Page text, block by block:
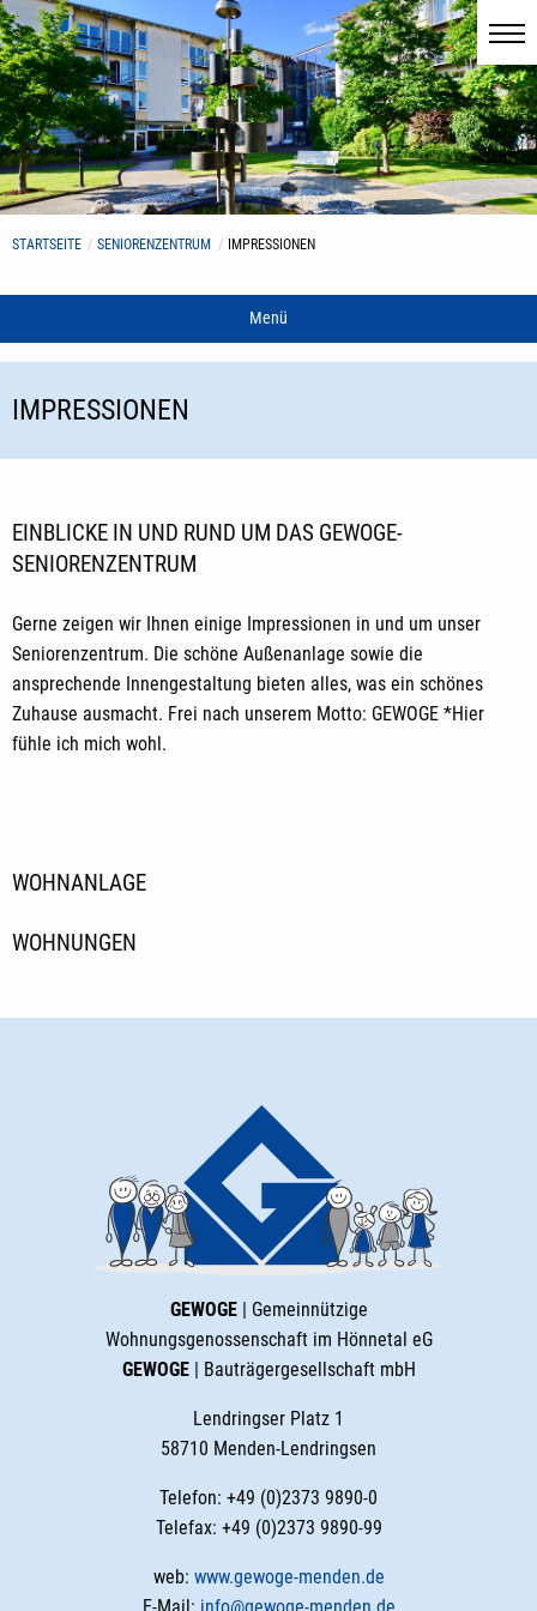
STARTSEITE SENIORENZENTRUM IMPRESSIONEN
Menü
IMPRESSIONEN
EINBLICKE IN UND RUND UM DAS GEWOGE-
SENIORENZENTRUM
Gerne zeigen wir Ihnen einige Impressionen in und um unser
Seniorenzentrum. Die schöne Außenanlage sowie die
ansprechende Innengestaltung bieten alles, was ein schönes
Zuhause ausmacht. Frei nach unserem Motto: GEWOGE *Hier
fühle ich mich wohl.
WOHNANLAGE
WOHNUNGEN
GEWOGE| Gemeinnützige
Wohnungsgenossenschaft im Hönnetal eG
GEWOGE| Bauträgergesellschaft mbH
Lendringser Platz 1
58710 Menden-Lendringsen
Telefon: +49 (0)2373 9890-0
Telefax: +49 (0)2373 9890-99
web: www.gewoge-menden.de